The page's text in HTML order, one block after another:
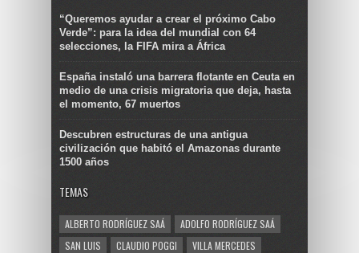
“Queremos ayudar a crear el próximo Cabo
Verde”: para la idea del mundial con 64
selecciones, la FIFA mira a África
España instaló una barrera flotante en Ceuta en
medio de una crisis migratoria que deja, hasta
el momento, 67 muertos
Descubren estructuras de una antigua
civilización que habitó el Amazonas durante
1500 años
TEMAS
ALBERTO RODRÍGUEZ SAÁ
ADOLFO RODRÍGUEZ SAÁ
SAN LUIS
CLAUDIO POGGI
VILLA MERCEDES